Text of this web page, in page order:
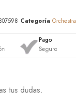
Categoría Orchestra
Pago
Seguro
tus dudas.